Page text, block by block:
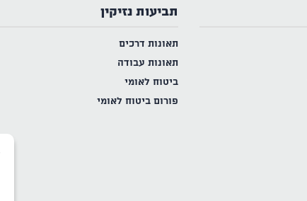
תביעות נזיקין
תאונות דרכים
תאונות עבודה
ביטוח לאומי
פורום ביטוח לאומי